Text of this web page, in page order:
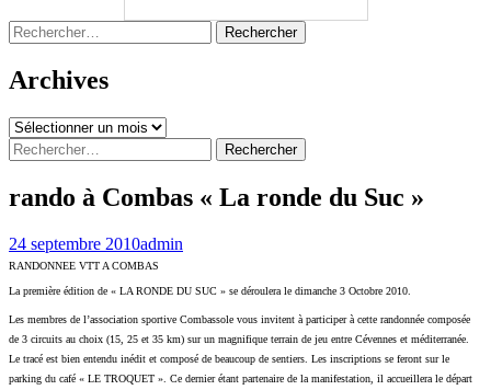
Rechercher :
Archives
Archives
Rechercher :
rando à Combas « La ronde du Suc »
24 septembre 2010admin
RANDONNEE VTT A COMBAS
La première édition de « LA RONDE DU SUC » se déroulera le dimanche 3 Octobre 2010.
Les membres de l’association sportive Combassole vous invitent à participer à cette randonnée composée
de 3 circuits au choix (15, 25 et 35 km) sur un magnifique terrain de jeu entre Cévennes et méditerranée.
Le tracé est bien entendu inédit et composé de beaucoup de sentiers. Les inscriptions se feront sur le
parking du café « LE TROQUET ». Ce dernier étant partenaire de la manifestation, il accueillera le départ